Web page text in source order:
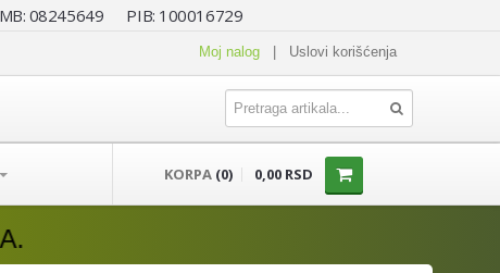
08245649 PIB: 100016729
Moj nalog Uslovi korišćenja
KORPA (0) 0,00 RSD